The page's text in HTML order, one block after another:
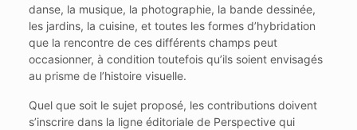
danse, la musique, la photographie, la bande dessinée,
les jardins, la cuisine, et toutes les formes d’hybridation
que la rencontre de ces différents champs peut
occasionner, à condition toutefois qu’ils soient envisagés
au prisme de l’histoire visuelle.
Quel que soit le sujet proposé, les contributions doivent
s’inscrire dans la ligne éditoriale de Perspective qui